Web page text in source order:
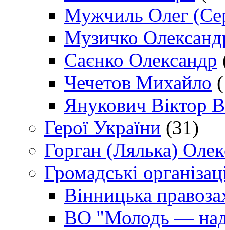
Мужчиль Олег
Музичко
Саєнко Олександр
Чечетов Михайло
Янукович Віктор
Герої України (31)
Горган (Лялька)
Громадські
Вінницька
ВО "Молодь —